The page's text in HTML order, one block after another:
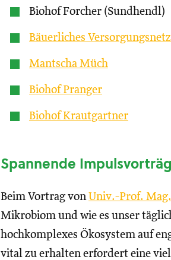
Biohof Forcher (Sundhendl)
Bäuerliches
Mantscha Müch
Biohof Pranger
Biohof Krautgartner
Spannende
Beim Vortrag vonUniv.-Prof.
Mikrobiom und wie es unser
hochkomplexes Ökosystem auf
vital zu erhalten erfordert eine